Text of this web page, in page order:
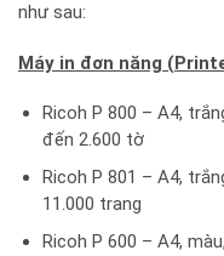
như sau:
Máy in đơn năng
Ricoh P 800 – A4,
đến 2.600 tờ
Ricoh P 801 – A4,
11.000 trang
Ricoh P 600 – A4,